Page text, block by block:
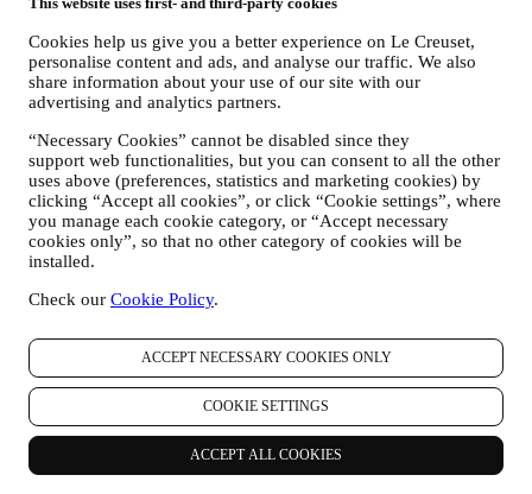
Cookies help us give you a better experience on Le Creuset,
personalise content and ads, and analyse our traffic. We also
share information about your use of our site with our
advertising and analytics partners.
“Necessary Cookies” cannot be disabled since they
support web functionalities, but you can consent to all the other
uses above (preferences, statistics and marketing cookies) by
clicking “Accept all cookies”, or click “Cookie settings”, where
you manage each cookie category, or “Accept necessary
cookies only”, so that no other category of cookies will be
installed.
Check our Cookie Policy.
ACCEPT NECESSARY COOKIES ONLY
COOKIE SETTINGS
ACCEPT ALL COOKIES
ciertas cookies son necesarias para el uso del sitio web).
Tenga en cuenta que esto no le excluye de recibir anuncios,
ofertas o comunicaciones. Seguirá recibiendo anuncios,
ofertas o comunicaciones genéricos. Para obtener más
información sobre cómo utilizamos las cookies y cómo puede
Valoración del producto. En caso de que haya comprado uno
de nuestros productos, podemos enviar un correo electrónico
solicitando la opinión sobre sus productos. Estamos
interesados en las opiniones de los productos de nuestros
clientes (si desean proporcionar dicha información) para
mejorar constantemente nuestros productos y servicios. Al
final del proceso de compra, también podemos invitarle a
escribir su opinión del producto. La opinión no es obligatoria,
y usted es libre de enviarla o no.
Whatsapp para empresas. Algunas de nuestras tiendas físicas
utilizan WhatsApp para Empresas con los clientes que así lo
solicitan, con el único fin de prestarles asistencia y enviarles
información sobre nuestros productos. Este canal no está
destinado a realizar la venta de nuestros productos. No se
solicitarán datos de tarjetas de crédito ni otra información
sensible a través de WhatsApp. Puede obtener más